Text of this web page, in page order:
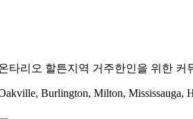
타리오 할튼지역 거주한인을 위한 커
Burlington, Milton, Mississauga,